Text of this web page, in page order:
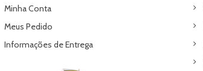
Minha Conta
Meus Pedido
Informações de Entrega